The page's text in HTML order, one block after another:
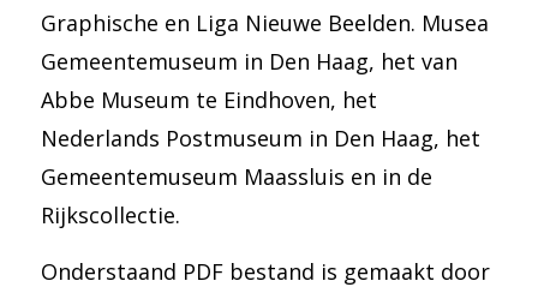
Graphische en Liga Nieuwe Beelden. Musea
Gemeentemuseum in Den Haag, het van
Abbe Museum te Eindhoven, het
Nederlands Postmuseum in Den Haag, het
Gemeentemuseum Maassluis en in de
Rijkscollectie.
Onderstaand PDF bestand is gemaakt door